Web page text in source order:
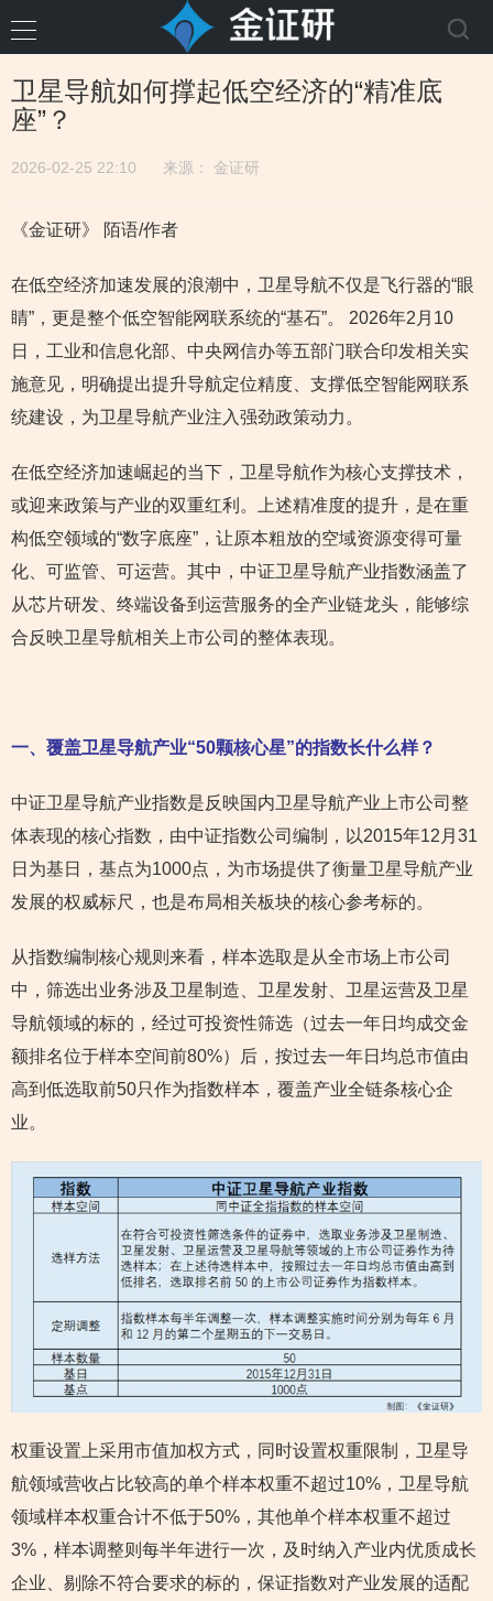
卫星导航如何撑起低空经济的“精准底
座”？
2026-02-25 22:10 来源： 金证研
《金证研》 陌语/作者
在低空经济加速发展的浪潮中，卫星导航不仅是飞行器的“眼
睛”，更是整个低空智能网联系统的“基石”。 2026年2月10
日，工业和信息化部、中央网信办等五部门联合印发相关实
施意见，明确提出提升导航定位精度、支撑低空智能网联系
统建设，为卫星导航产业注入强劲政策动力。
在低空经济加速崛起的当下，卫星导航作为核心支撑技术，
或迎来政策与产业的双重红利。上述精准度的提升，是在重
构低空领域的“数字底座”，让原本粗放的空域资源变得可量
化、可监管、可运营。其中，中证卫星导航产业指数涵盖了
从芯片研发、终端设备到运营服务的全产业链龙头，能够综
合反映卫星导航相关上市公司的整体表现。
一、覆盖卫星导航产业“50颗核心星”的指数长什么样？
中证卫星导航产业指数是反映国内卫星导航产业上市公司整
体表现的核心指数，由中证指数公司编制，以2015年12月31
日为基日，基点为1000点，为市场提供了衡量卫星导航产业
发展的权威标尺，也是布局相关板块的核心参考标的。
从指数编制核心规则来看，样本选取是从全市场上市公司
中，筛选出业务涉及卫星制造、卫星发射、卫星运营及卫星
导航领域的标的，经过可投资性筛选（过去一年日均成交金
额排名位于样本空间前80%）后，按过去一年日均总市值由
高到低选取前50只作为指数样本，覆盖产业全链条核心企
业。
权重设置上采用市值加权方式，同时设置权重限制，卫星导
航领域营收占比较高的单个样本权重不超过10%，卫星导航
领域样本权重合计不低于50%，其他单个样本权重不超过
3%，样本调整则每半年进行一次，及时纳入产业内优质成长
企业、剔除不符合要求的标的，保证指数对产业发展的适配